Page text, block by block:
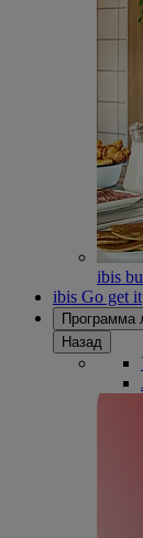
ibis
ibis Go get it
Программа
Назад